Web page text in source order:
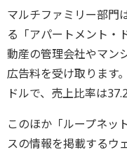
マルチファミリー部門
る「アパートメント・
動産の管理会社やマン
広告料を受け取ります
ドルで、売上比率は37.2
このほか「ループネッ
スの情報を掲載するウ